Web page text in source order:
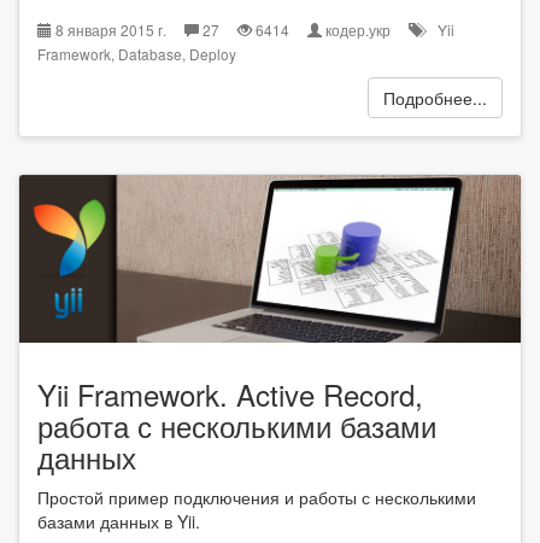
8 января 2015 г. 27 6414 кодер.укр
Yii
Framework, Database, Deploy
Подробнее...
Yii Framework. Active Record,
работа с несколькими базами
данных
Простой пример подключения и работы с несколькими
базами данных в Yii.